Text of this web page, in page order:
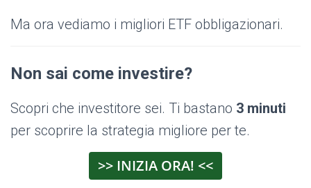
Ma ora vediamo i migliori ETF obbligazionari.
Non sai come investire?
Scopri che investitore sei. Ti bastano 3 minuti
per scoprire la strategia migliore per te.
>> INIZIA ORA! <<